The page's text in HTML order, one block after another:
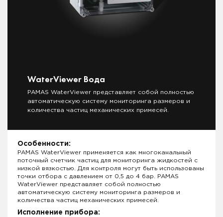
WaterViewer Вода
PAMAS WaterViewer представляет собой полностью
автоматическую систему мониторинга размеров и
количества частиц механических примесей.
Особенности:
PAMAS WaterViewer применяется как многоканальный
поточный счетчик частиц для мониторинга жидкостей с
низкой вязкостью. Для контроля могут быть использованы
точки отбора с давлением от 0,5 до 4 бар. PAMAS
WaterViewer представляет собой полностью
автоматическую систему мониторинга размеров и
количества частиц механических примесей.
Исполнение прибора: